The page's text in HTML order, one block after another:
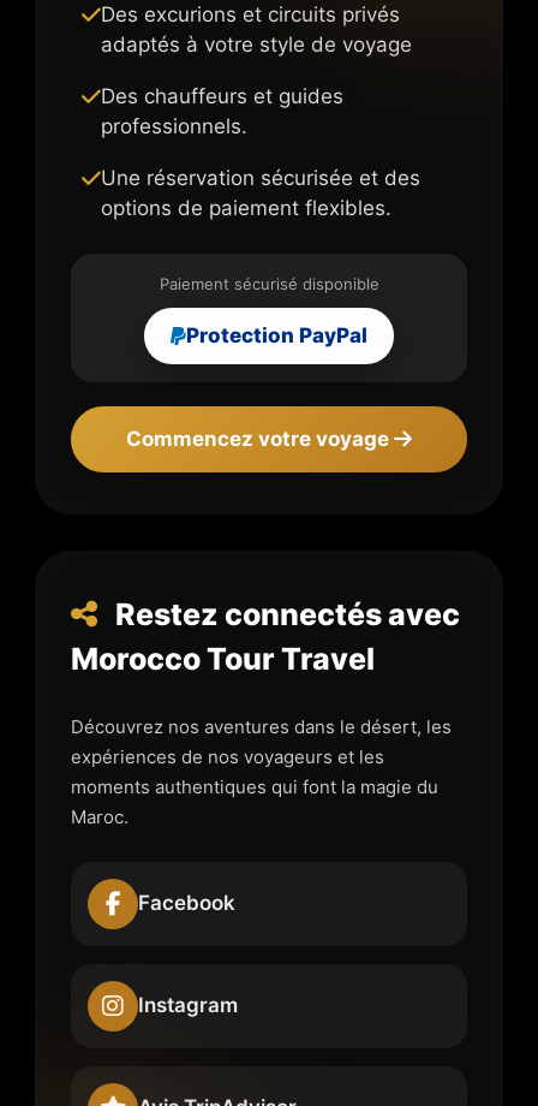
Des excurions et circuits privés
adaptés à votre style de voyage
Des chauffeurs et guides
professionnels.
Une réservation sécurisée et des
options de paiement flexibles.
Paiement sécurisé disponible
Protection PayPal
Commencez votre voyage
Restez connectés avec
Morocco Tour Travel
Découvrez nos aventures dans le désert, les
expériences de nos voyageurs et les
moments authentiques qui font la magie du
Maroc.
Facebook
Instagram